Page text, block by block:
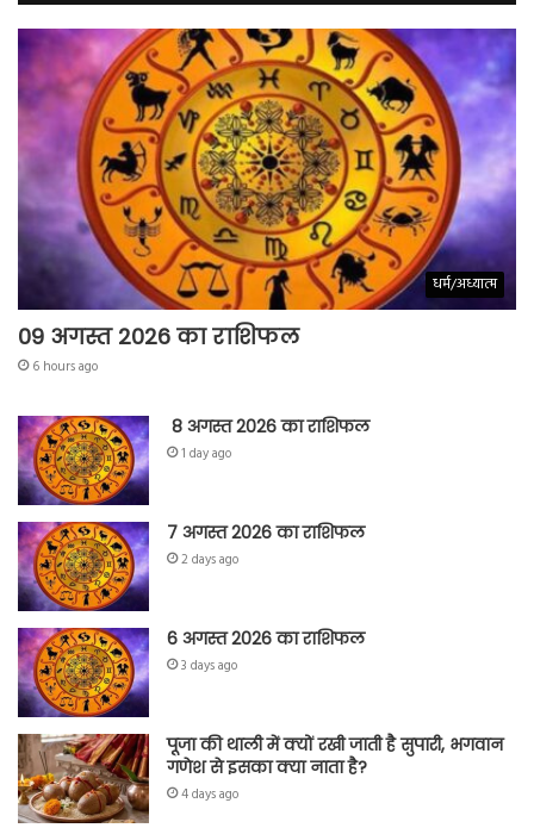
धर्म/अध्यात्म
09 अगस्त 2026 का राशिफल
6 hours ago
8 अगस्त 2026 का राशिफल
1 day ago
7 अगस्त 2026 का राशिफल
2 days ago
6 अगस्त 2026 का राशिफल
3 days ago
पूजा की थाली में क्यों रखी जाती है सुपारी, भगवान
गणेश से इसका क्या नाता है?
4 days ago